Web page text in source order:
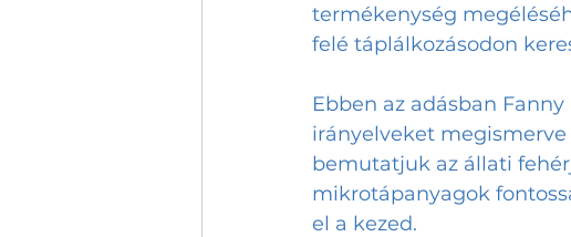
termékenység
felé táplálkozásodon
Ebben az adásban
irányelveket
bemutatjuk az állati
mikrotápanyagok
el a kezed.